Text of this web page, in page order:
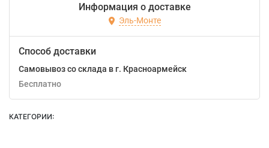
Информация о доставке
Эль-Монте
Способ доставки
Самовывоз со склада в г. Красноармейск
Бесплатно
КАТЕГОРИИ: